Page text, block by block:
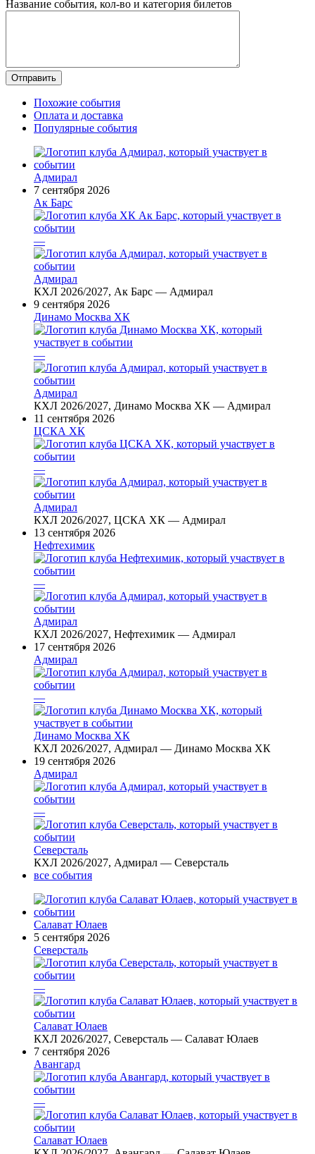
Название события, кол-во и категория билетов
Похожие события
Оплата и доставка
Популярные события
Адмирал
7 сентября 2026
Ак Барс
—
Адмирал
КХЛ 2026/2027, Ак Барс — Адмирал
9 сентября 2026
Динамо Москва ХК
—
Адмирал
КХЛ 2026/2027, Динамо Москва ХК — Адмирал
11 сентября 2026
ЦСКА ХК
—
Адмирал
КХЛ 2026/2027, ЦСКА ХК — Адмирал
13 сентября 2026
Нефтехимик
—
Адмирал
КХЛ 2026/2027, Нефтехимик — Адмирал
17 сентября 2026
Адмирал
—
Динамо Москва ХК
КХЛ 2026/2027, Адмирал — Динамо Москва ХК
19 сентября 2026
Адмирал
—
Северсталь
КХЛ 2026/2027, Адмирал — Северсталь
все события
Салават Юлаев
5 сентября 2026
Северсталь
—
Салават Юлаев
КХЛ 2026/2027, Северсталь — Салават Юлаев
7 сентября 2026
Авангард
—
Салават Юлаев